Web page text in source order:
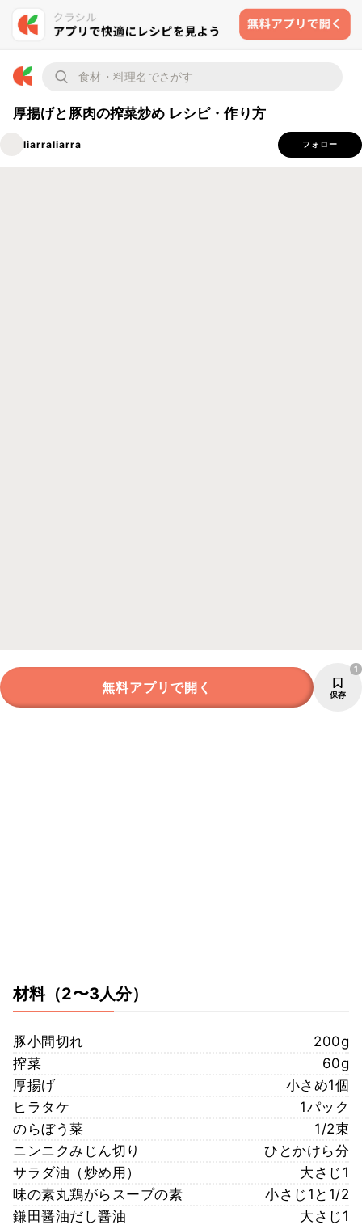
厚揚げと豚肉の搾菜炒め レシピ・作り方
liarraliarra フォロー
無料アプリで開く 保存
1
材料（2〜3人分）
豚小間切れ
200g
搾菜
60g
厚揚げ
小さめ1個
ヒラタケ
1パック
のらぼう菜
1/2束
ニンニクみじん切り
ひとかけら分
サラダ油（炒め用）
大さじ1
味の素丸鶏がらスープの素
小さじ1と1/2
鎌田醤油だし醤油
大さじ1